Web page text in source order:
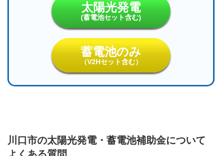
太陽光発電
(蓄電池セット含む)
蓄電池のみ
（V2Hセット含む）
川口市の太陽光発電・蓄電池補助金について